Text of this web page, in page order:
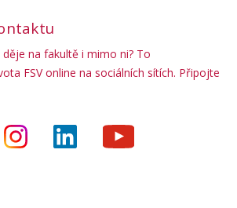
na fakultě i mimo ni? To
FSV online na sociálních sítích. Připojte